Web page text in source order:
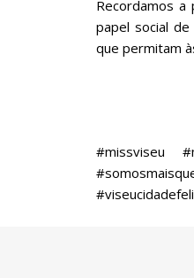
Recordamos a
papel social
que permitam
#missviseu